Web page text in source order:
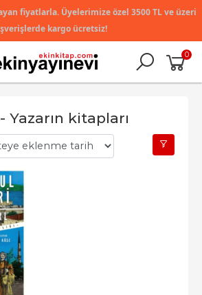
fiyatlarla. Üyelerimize özel 3500 TL ve üzeri
kargo ücretsiz!
0
Yazarın kitapları